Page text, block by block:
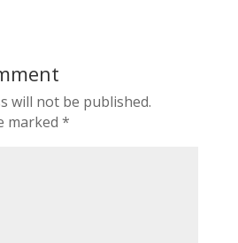
will not be published.
marked *